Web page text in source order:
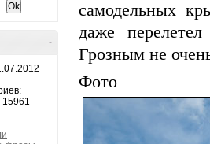
-
15961
самодельных
даже
Грозным не